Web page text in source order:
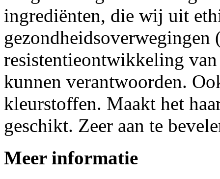
ingrediënten, die wij uit
gezondheidsoverwegingen
resistentieontwikkeling
kunnen verantwoorden.
kleurstoffen. Maakt het
geschikt. Zeer aan te
Meer informatie